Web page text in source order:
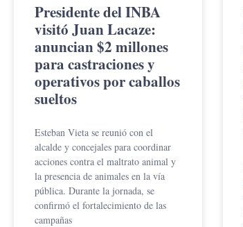
Presidente del INBA
visitó Juan Lacaze:
anuncian $2 millones
para castraciones y
operativos por caballos
sueltos
Esteban Vieta se reunió con el
alcalde y concejales para coordinar
acciones contra el maltrato animal y
la presencia de animales en la vía
pública. Durante la jornada, se
confirmó el fortalecimiento de las
campañas